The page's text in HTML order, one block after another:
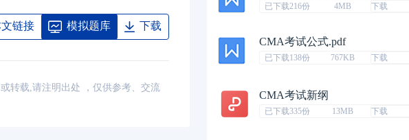
链接 模拟题库 下载
转载,请注明出处 ，仅供参考、交流
已下载216份 4MB 下载
CMA考试公式.pdf
已下载138份 767KB 下载
CMA考试新纲
已下载335份 13MB 下载